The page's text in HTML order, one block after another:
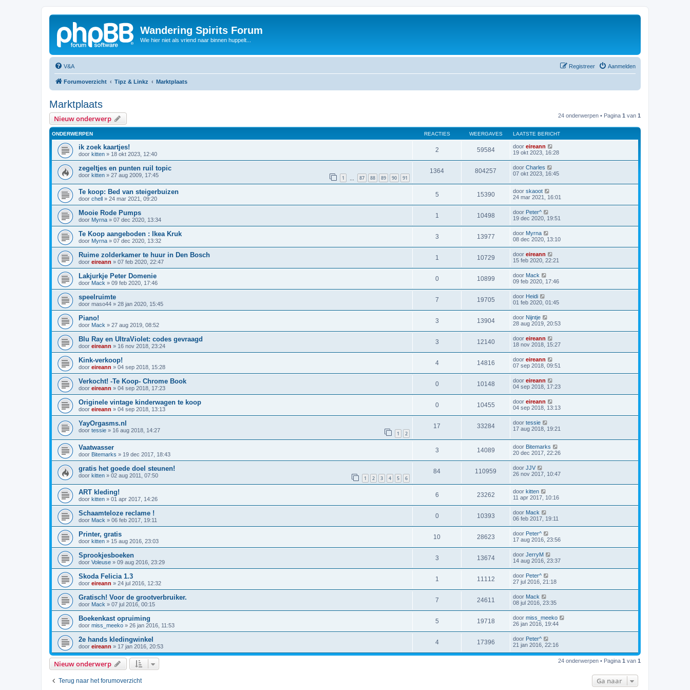
Wandering Spirits Forum
Wie hier niet als vriend naar binnen huppelt...
V&A Aanmelden
Registreer
Forumoverzicht Tipz & Linkz Marktplaats
Marktplaats
Nieuw onderwerp 24 onderwerpen • Pagina 1 van 1
ONDERWERPEN REACTIES WEERGAVES LAATSTE BERICHT
ik zoek kaartjes!
door kitten » 18 okt 2023, 12:40
2 59584 door eireann
19 okt 2023, 16:28
zegeltjes en punten ruil topic
door kitten » 27 aug 2009, 17:45 1 87 88 89 90 91
1364 804257 door Charles
07 okt 2023, 16:45
Te koop: Bed van steigerbuizen
door chell » 24 mar 2021, 09:20
5 15390 door skaoot
24 mar 2021, 16:01
Mooie Rode Pumps
door Myrna » 07 dec 2020, 13:34
1 10498 door Peter^
19 dec 2020, 19:51
Te Koop aangeboden : Ikea Kruk
door Myrna » 07 dec 2020, 13:32
3 13977 door Myrna
08 dec 2020, 13:10
Ruime zolderkamer te huur in Den Bosch
door eireann » 07 feb 2020, 22:47
1 10729 door eireann
15 feb 2020, 22:21
Lakjurkje Peter Domenie
door Mack » 09 feb 2020, 17:46
0 10899 door Mack
09 feb 2020, 17:46
speelruimte
door maso44 » 28 jan 2020, 15:45
7 19705 door Heidi
01 feb 2020, 01:45
Piano!
door Mack » 27 aug 2019, 08:52
3 13904 door Nijntje
28 aug 2019, 20:53
Blu Ray en UltraViolet: codes gevraagd
door eireann » 16 nov 2018, 23:24
3 12140 door eireann
18 nov 2018, 15:27
Kink-verkoop!
door eireann » 04 sep 2018, 15:28
4 14816 door eireann
07 sep 2018, 09:51
Verkocht! -Te Koop- Chrome Book
door eireann » 04 sep 2018, 17:23
0 10148 door eireann
04 sep 2018, 17:23
Originele vintage kinderwagen te koop
door eireann » 04 sep 2018, 13:13
0 10455 door eireann
04 sep 2018, 13:13
YayOrgasms.nl
door tessie » 16 aug 2018, 14:27 1 2
17 33284 door tessie
17 aug 2018, 19:21
Vaatwasser
door Bitemarks » 19 dec 2017, 18:43
3 14089 door Bitemarks
20 dec 2017, 22:26
gratis het goede doel steunen!
door kitten » 02 aug 2011, 07:50 1 2 3 4 5 6
84 110959 door JJV
26 nov 2017, 10:47
ART kleding!
door kitten » 01 apr 2017, 14:26
6 23262 door kitten
11 apr 2017, 10:16
Schaamteloze reclame !
door Mack » 06 feb 2017, 19:11
0 10393 door Mack
06 feb 2017, 19:11
Printer, gratis
door kitten » 15 aug 2016, 23:03
10 28623 door Peter^
17 aug 2016, 23:56
Sprookjesboeken
door Voleuse » 09 aug 2016, 23:29
3 13674 door JerryM
14 aug 2016, 23:37
Skoda Felicia 1.3
door eireann » 24 jul 2016, 12:32
1 11112 door Peter^
27 jul 2016, 21:18
Gratisch! Voor de grootverbruiker.
door Mack » 07 jul 2016, 00:15
7 24611 door Mack
08 jul 2016, 23:35
Boekenkast opruiming
door miss_meeko » 26 jan 2016, 11:53
5 19718 door miss_meeko
26 jan 2016, 19:44
2e hands kledingwinkel
door eireann » 17 jan 2016, 20:53
4 17396 door Peter^
21 jan 2016, 22:16
Nieuw onderwerp 24 onderwerpen • Pagina 1 van 1
Terug naar het forumoverzicht Ga naar